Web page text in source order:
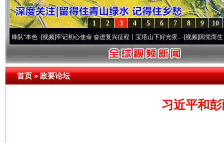
10
9
8
7
6
5
4
3
2
1
·[视频]牢记初心使命 奋进复兴征程丨宝塔山下好光景..·[视频]因党而生 为党而战
首页»政要论坛
习近平和